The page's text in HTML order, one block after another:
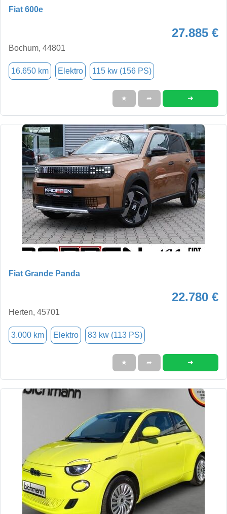
Fiat 600e
27.885 €
Bochum, 44801
16.650 km Elektro 115 kw (156 PS)
★ ➦ ➜
Fiat Grande Panda
22.780 €
Herten, 45701
3.000 km Elektro 83 kw (113 PS)
★ ➦ ➜